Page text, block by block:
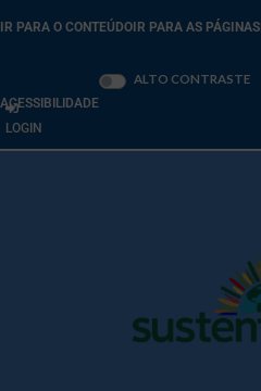
IR PARA O CONTEÚDO IR PARA AS PÁGINAS
LOGIN
ACESSIBILIDADE
Ativar/desativar
ALTO CONTRASTE